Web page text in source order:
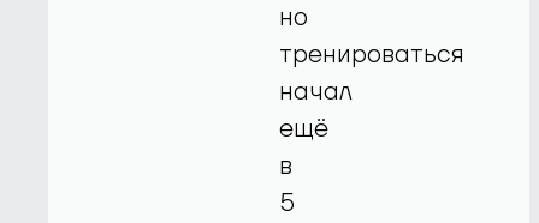
но
тренироваться
начал
ещё
в
5